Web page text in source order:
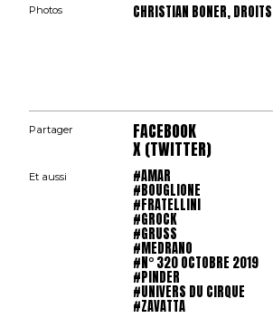
Photos CHRISTIAN BONER,
Partager FACEBOOK
X (TWITTER)
Et aussi #AMAR
#BOUGLIONE
#FRATELLINI
#GROCK
#GRUSS
#MEDRANO
#N° 320 OCTOBRE 2019
#PINDER
#UNIVERS DU CIRQUE
#ZAVATTA